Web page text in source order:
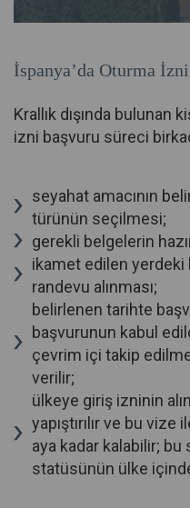
İspanya’da Oturma
Krallık dışında bulunan
izni başvuru süreci
seyahat amacının
türünün seçilmesi;
gerekli belgelerin
ikamet edilen
randevu alınması;
belirlenen tarihte
başvurunun kabul
çevrim içi takip
verilir;
ülkeye giriş izninin
yapıştırılır ve bu vize
aya kadar kalabilir;
statüsünün ülke